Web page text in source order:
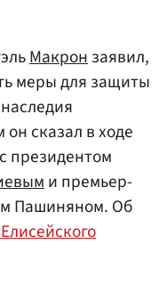
Макронзаявил,
меры для защиты
сказал в ходе
президентом
и премьер-
Пашиняном. Об